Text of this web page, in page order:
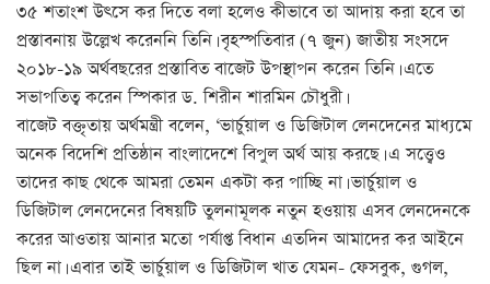
৩৫ শতাংশ উৎসে কর দিতে বলা হলেও কীভাবে তা আদায় করা হবে তা
প্রস্তাবনায় উল্লেখ করেননি তিনি। বৃহস্পতিবার (৭ জুন) জাতীয় সংসদে
২০১৮-১৯ অর্থবছরের প্রস্তাবিত বাজেট উপস্থাপন করেন তিনি। এতে
সভাপতিত্ব করেন স্পিকার ড. শিরীন শারমিন চৌধুরী।
বাজেট বক্তৃতায় অর্থমন্ত্রী বলেন, ‘ভার্চুয়াল ও ডিজিটাল লেনদেনের মাধ্যমে
অনেক বিদেশি প্রতিষ্ঠান বাংলাদেশে বিপুল অর্থ আয় করছে। এ সত্ত্বেও
তাদের কাছ থেকে আমরা তেমন একটা কর পাচ্ছি না। ভার্চুয়াল ও
ডিজিটাল লেনদেনের বিষয়টি তুলনামূলক নতুন হওয়ায় এসব লেনদেনকে
করের আওতায় আনার মতো পর্যাপ্ত বিধান এতদিন আমাদের কর আইনে
ছিল না। এবার তাই ভার্চুয়াল ও ডিজিটাল খাত যেমন- ফেসবুক, গুগল,